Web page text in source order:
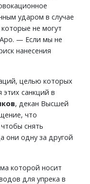
ударом в случае
не могут
— Если мы не
нанесения
целью которых
санкций в
, декан Высшей
что
снять
они одну за другой
которой носит
для упрека в